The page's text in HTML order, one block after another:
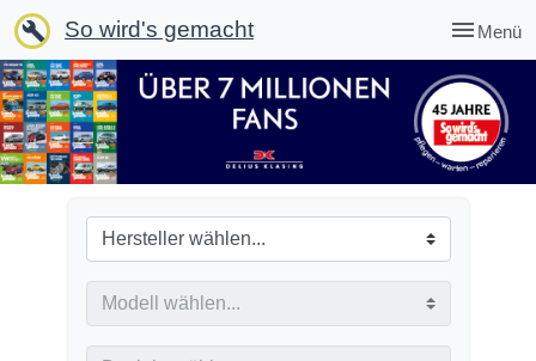
build So wird's gemacht menu Menü